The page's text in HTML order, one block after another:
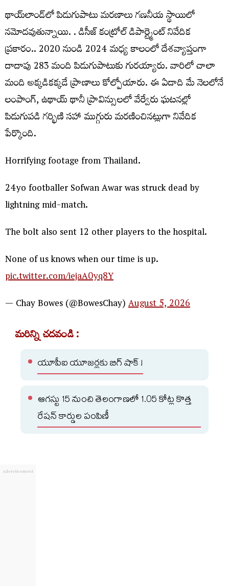
థాయ్‌లాండ్‌లో పిడుగుపాటు మరణాలు గణనీయ స్థాయిలో
నమోదవుతున్నాయి. . డిసీజ్ కంట్రోల్ డిపార్ట్మెంట్ నివేదిక
ప్రకారం.. 2020 నుండి 2024 మధ్య కాలంలో దేశవ్యాప్తంగా
దాదాపు 283 మంది పిడుగుపాటుకు గురయ్యారు. వారిలో చాలా
మంది అక్కడికక్కడే ప్రాణాలు కోల్పోయారు. ఈ ఏడాది మే నెలలోనే
లంపాంగ్, ఉథాయ్ థానీ ప్రావిన్సులలో వేర్వేరు ఘటనల్లో
పిడుగుపడి గర్భిణి సహా ముగ్గురు మరణించినట్లుగా నివేదిక
పేర్కొంది.
Horrifying footage from Thailand.
24yo footballer Sofwan Awar was struck dead by
lightning mid-match.
The bolt also sent 12 other players to the hospital.
None of us knows when our time is up.
pic.twitter.com/iejaA0yq8Y
— Chay Bowes (@BowesChay)August 5, 2026
మరిన్ని చదవండి :
యూపీఐ యూజర్లకు బిగ్ షాక్ !
ఆగస్టు 15 నుంచి తెలంగాణలో 1.05 కోట్ల కొత్త
రేషన్ కార్డుల పంపిణీ